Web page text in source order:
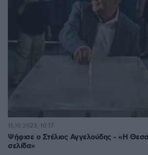
Ψήφισε ο Στέλιος Αγγελούδης - «Η
σελίδα»
15.10.2023, 10:17